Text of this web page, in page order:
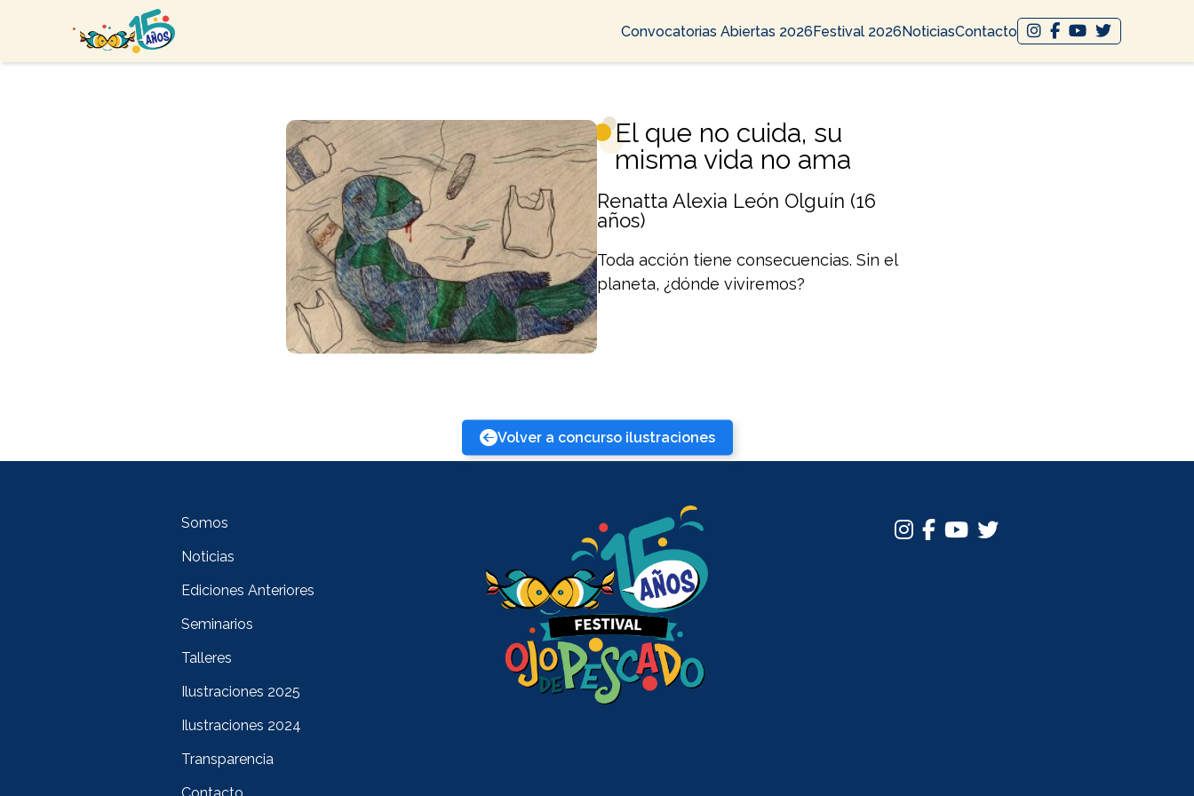
Convocatorias Abiertas 2026Festival 2026NoticiasContacto
Volver a concurso ilustraciones
El que no cuida, su
misma vida no ama
Renatta Alexia León Olguín (16
años)
Toda acción tiene consecuencias. Sin el
planeta, ¿dónde viviremos?
Somos
Noticias
Ediciones Anteriores
Seminarios
Talleres
Ilustraciones 2025
Ilustraciones 2024
Transparencia
Contacto